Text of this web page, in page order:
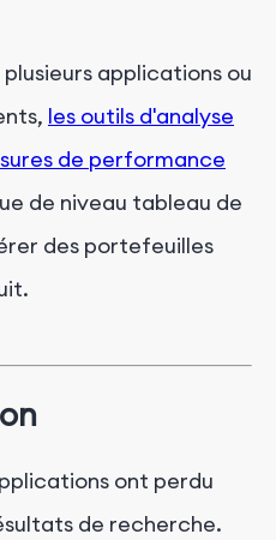
applications ou
les outils d'analyse
de performance
de niveau tableau de
des portefeuilles
ont perdu
de recherche.